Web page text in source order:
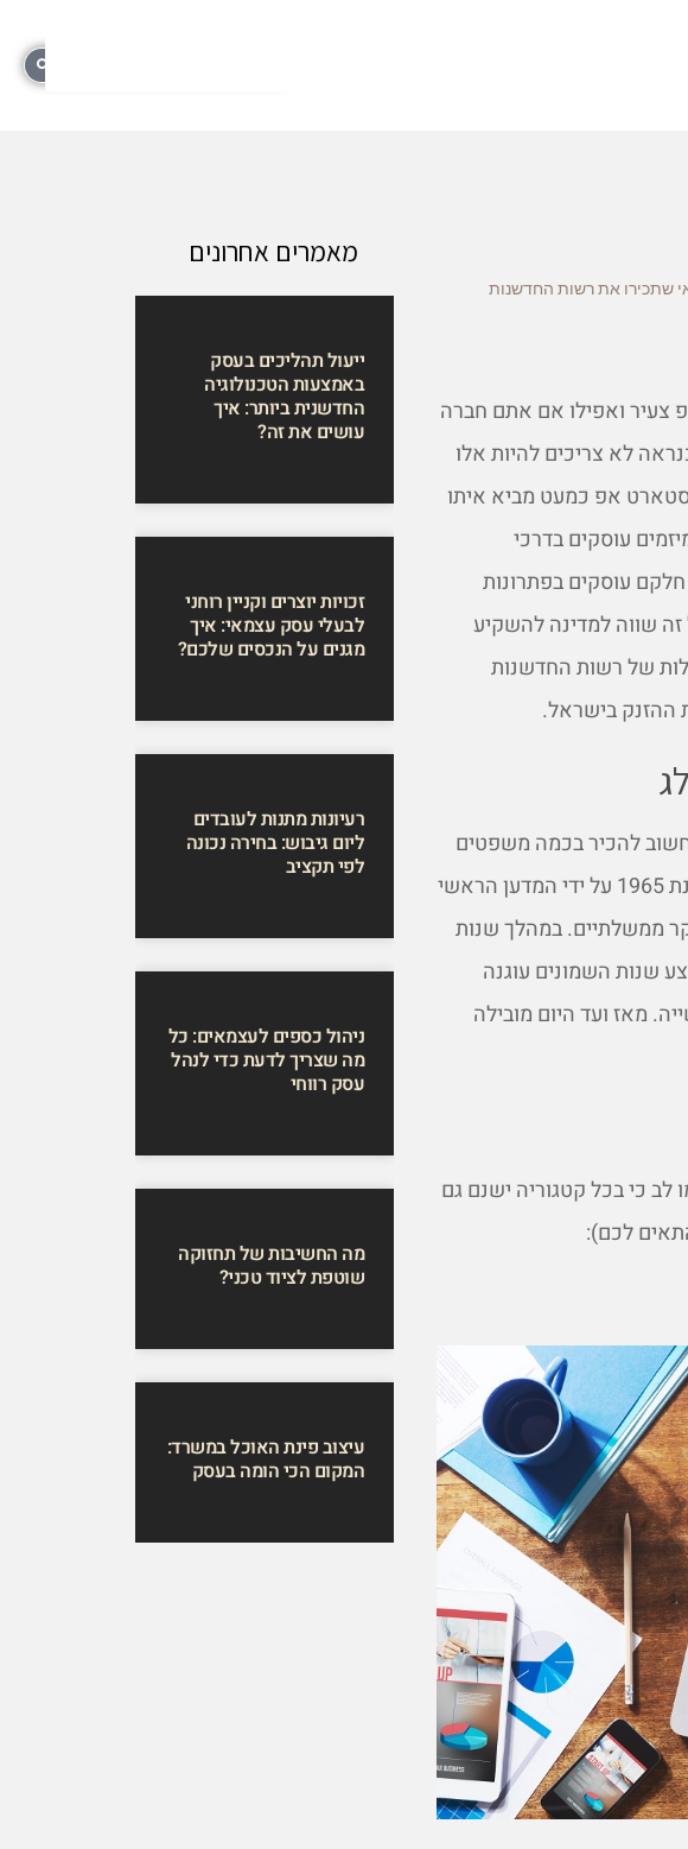
שתכירו את רשות החדשנות
צעיר ואפילו אם אתם חברה
לא צריכים להיות אלו
אפ כמעט מביא איתו
עוסקים בדרכי
עוסקים בפתרונות
זה שווה למדינה להשקיע
של רשות החדשנות
ההזנק בישראל.
להכיר בכמה משפטים
את הגוף המיוחד הזה ואת ההיסטוריה שלו. רשות החדשנות הוקמה בשנת 1965 על ידי המדען הראשי
ממשלתיים. במהלך שנות
שנות השמונים עוגנה
מאז ועד היום מובילה
כי בכל קטגוריה ישנם גם
לכם):
מאמרים אחרונים
ייעול תהליכים בעסק
באמצעות הטכנולוגיה
החדשנית ביותר: איך
עושים את זה?
זכויות יוצרים וקניין רוחני
לבעלי עסק עצמאי: איך
מגנים על הנכסים שלכם?
רעיונות מתנות לעובדים
ליום גיבוש: בחירה נכונה
לפי תקציב
ניהול כספים לעצמאים: כל
מה שצריך לדעת כדי לנהל
עסק רווחי
מה החשיבות של תחזוקה
שוטפת לציוד טכני?
עיצוב פינת האוכל במשרד:
המקום הכי הומה בעסק